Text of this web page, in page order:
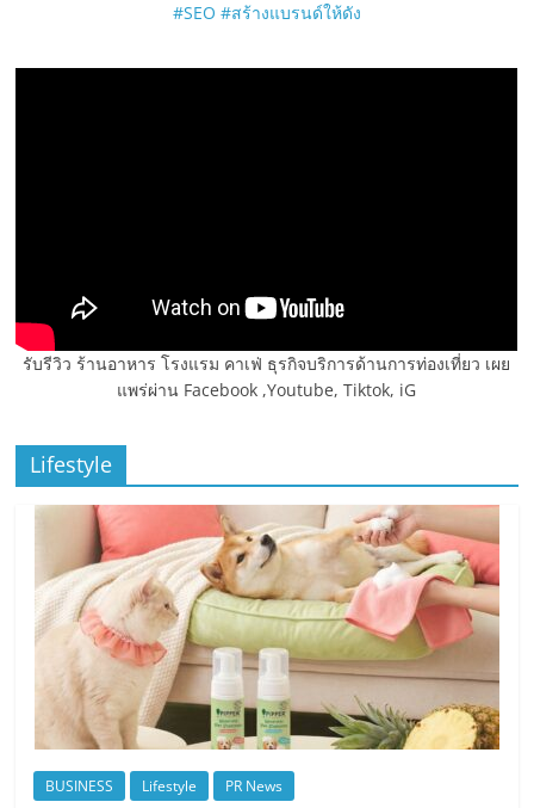
#SEO #สร้างแบรนด์ให้ดัง
รับรีวิว ร้านอาหาร โรงแรม คาเฟ่ ธุรกิจบริการด้านการท่องเที่ยว เผย
แพร่ผ่าน Facebook ,Youtube, Tiktok, iG
Lifestyle
BUSINESS Lifestyle PR News